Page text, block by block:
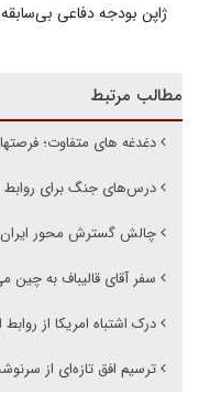
ژاپن بودجه دفاعی بی‌سابقه ۵۶ میلیارد دلاری را در نظر دارد
مطالب مرتبط
دغدغه های متفاوت؛
درس‌های جنگ برای روابط
چالش گسترش محور ایران
سفر آقای قالیباف به چین
درک اشتباه امریکا از
ترسیم افق تازه‌ای از